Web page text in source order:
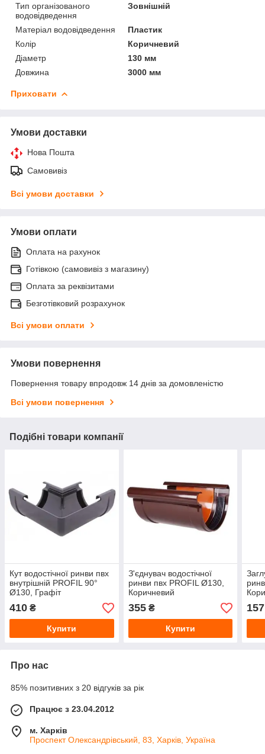
Тип організованого
водовідведення
Зовнішній
Матеріал водовідведення
Пластик
Колір
Коричневий
Діаметр
130 мм
Довжина
3000 мм
Приховати
Умови доставки
Нова Пошта
Самовивіз
Всі умови доставки
Умови оплати
Оплата на рахунок
Готівкою (самовивіз з магазину)
Оплата за реквізитами
Безготівковий розрахунок
Всі умови оплати
Умови повернення
Повернення товару впродовж 14 днів за домовленістю
Всі умови повернення
Подібні товари компанії
Кут водостічної ринви пвх
внутрішній PROFIL 90°
Ø130, Графіт
410 ₴
Купити
З'єднувач водостічної
ринви пвх PROFIL Ø130,
Коричневий
355₴
Купити
157
Про нас
85% позитивних з 20 відгуків за рік
Працює з 23.04.2012
м. Харків
Проспект Олександрівський, 83, Харків, Україна